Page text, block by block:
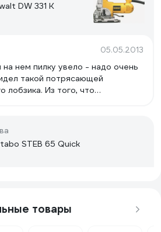
DW 331 K
05.05.2013
нем пилку увело - надо очень
такой потрясающей
лобзика. Из того, что
STEB 65 Quick
товары